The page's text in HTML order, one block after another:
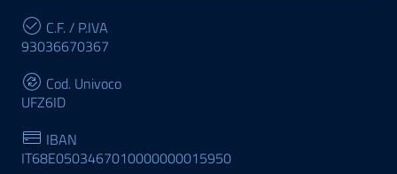
C.F. / P.IVA
93036670367
Cod. Univoco
UFZ6ID
IBAN
IT68E0503467010000000015950